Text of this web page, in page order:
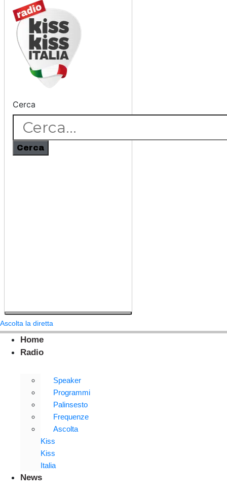
Cerca
Cerca
Ascolta la diretta
Home
Radio
Speaker
Programmi
Palinsesto
Frequenze
Ascolta
Kiss
Kiss
Italia
News